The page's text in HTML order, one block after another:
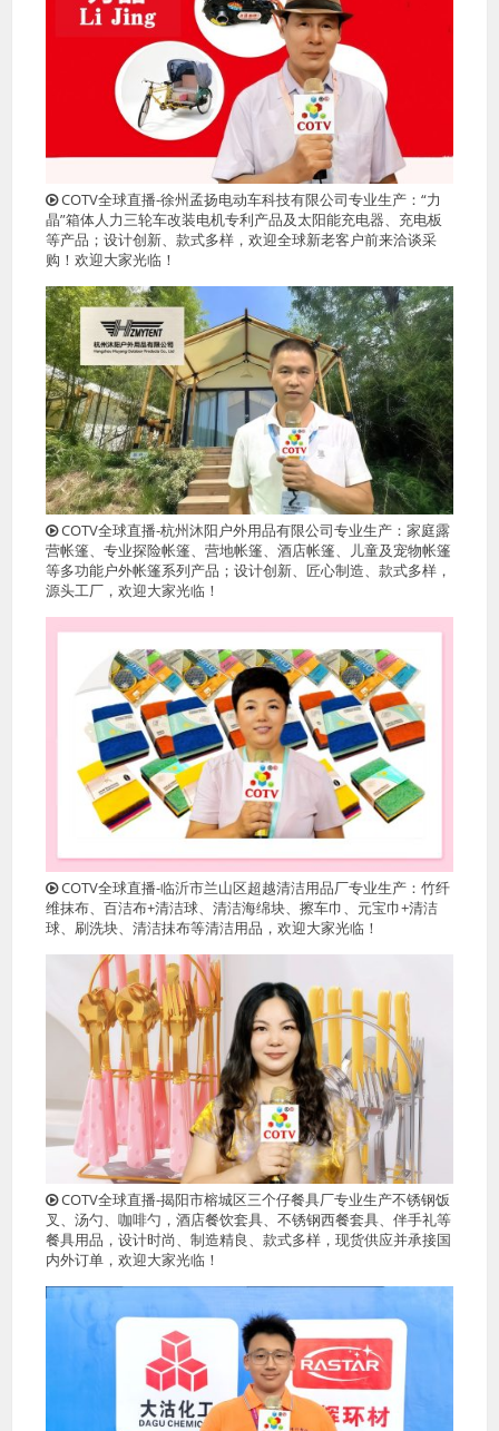
COTV全球直播-徐州孟扬电动车科技有限公司专业生产：“力
晶”箱体人力三轮车改装电机专利产品及太阳能充电器、充电板
等产品；设计创新、款式多样，欢迎全球新老客户前来洽谈采
购！欢迎大家光临！
COTV全球直播-杭州沐阳户外用品有限公司专业生产：家庭露
营帐篷、专业探险帐篷、营地帐篷、酒店帐篷、儿童及宠物帐篷
等多功能户外帐篷系列产品；设计创新、匠心制造、款式多样，
源头工厂，欢迎大家光临！
COTV全球直播-临沂市兰山区超越清洁用品厂专业生产：竹纤
维抹布、百洁布+清洁球、清洁海绵块、擦车巾、元宝巾+清洁
球、刷洗块、清洁抺布等清洁用品，欢迎大家光临！
COTV全球直播-揭阳市榕城区三个仔餐具厂专业生产不锈钢饭
叉、汤勺、咖啡勺，酒店餐饮套具、不锈钢西餐套具、伴手礼等
餐具用品，设计时尚、制造精良、款式多样，现货供应并承接国
内外订单，欢迎大家光临！